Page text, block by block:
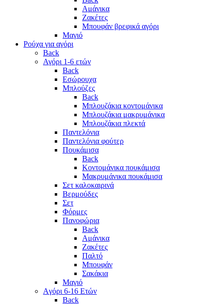
Αμάνικα
Ζακέτες
Μπουφάν βρεφικά αγόρι
Μαγιό
Ρούχα για αγόρι
Back
Αγόρι 1-6 ετών
Back
Εσώρουχα
Μπλούζες
Back
Μπλουζάκια κοντομάνικα
Μπλουζάκια μακρυμάνικα
Μπλουζάκια πλεκτά
Παντελόνια
Παντελόνια φούτερ
Πουκάμισα
Back
Κοντομάνικα πουκάμισα
Μακρυμάνικα πουκάμισα
Σετ καλοκαιρινά
Βερμούδες
Σετ
Φόρμες
Πανοφώρια
Back
Αμάνικα
Ζακέτες
Παλτό
Μπουφάν
Σακάκια
Μαγιό
Aγόρι 6-16 Ετών
Back